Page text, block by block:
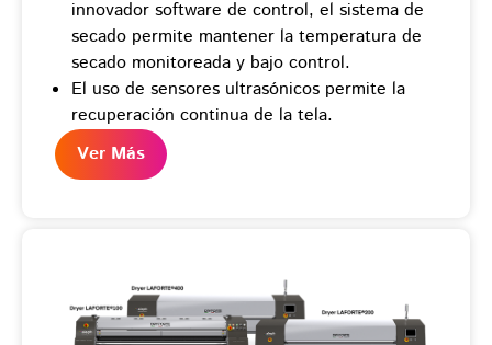
innovador software de control, el sistema de
secado permite mantener la temperatura de
secado monitoreada y bajo control.
El uso de sensores ultrasónicos permite la
recuperación continua de la tela.
Ver Más